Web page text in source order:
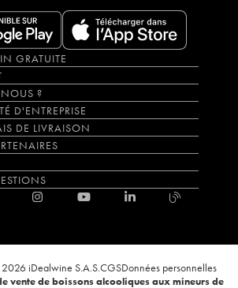
GRATUITE
?
D'ENTREPRISE
DE LIVRAISON
iDealwine S.A.S.CGSDonnées personnelles
vente de boissons alcooliques aux mineurs de